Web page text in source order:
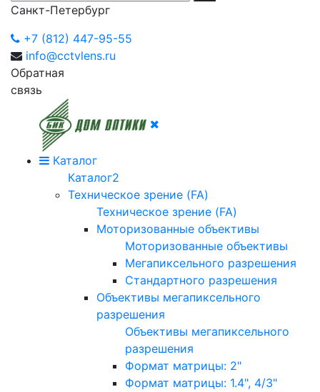
Санкт-Петербург
+7 (812) 447-95-55
info@cctvlens.ru
Обратная
связь
Каталог
Каталог2
Техническое зрение (FA)
Техническое зрение (FA)
Моторизованные объективы
Моторизованные объективы
Мегапиксельного разрешения
Стандартного разрешения
Объективы мегапиксельного
разрешения
Объективы мегапиксельного
разрешения
Формат матрицы: 2"
Формат матрицы: 1.4", 4/3"